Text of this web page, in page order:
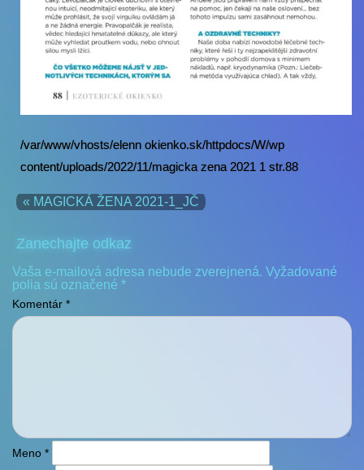
/var/www/vhosts/elenn okienko.sk/httpdocs/W/wp
content/uploads/2022/11/magicka zena 2021 1 str.88
« MAGICKÁ ŽENA 2021-1_JČ
Zanechajte odkaz
Vaša e-mailová adresa nebude zverejnená. Vyžadované
polia sú označené *
Komentár *
Meno *